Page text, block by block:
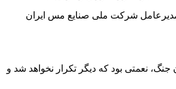
صنعت مس و با گرامیداشت یاد ۲۷ شهید این صنعت، تصریح کرد: از مدیرعامل شرکت ملی صنایع مس ایران
نعمتی بود که دیگر تکرار نخواهد شد و